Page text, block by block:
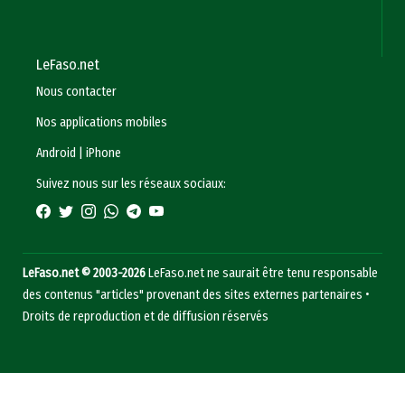
LeFaso.net
Nous contacter
Nos applications mobiles
Android
|iPhone
Suivez nous sur les réseaux sociaux:
LeFaso.net © 2003-2026LeFaso.net ne saurait être tenu responsable
des contenus "articles" provenant des sites externes partenaires •
Droits de reproduction et de diffusion réservés